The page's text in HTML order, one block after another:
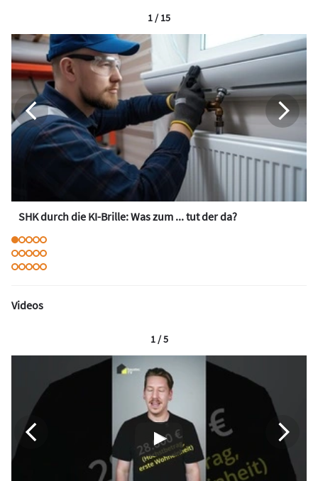
SHK durch die KI-Brille: Was zum ... tut der da?
1 / 15
Videos
1 / 5